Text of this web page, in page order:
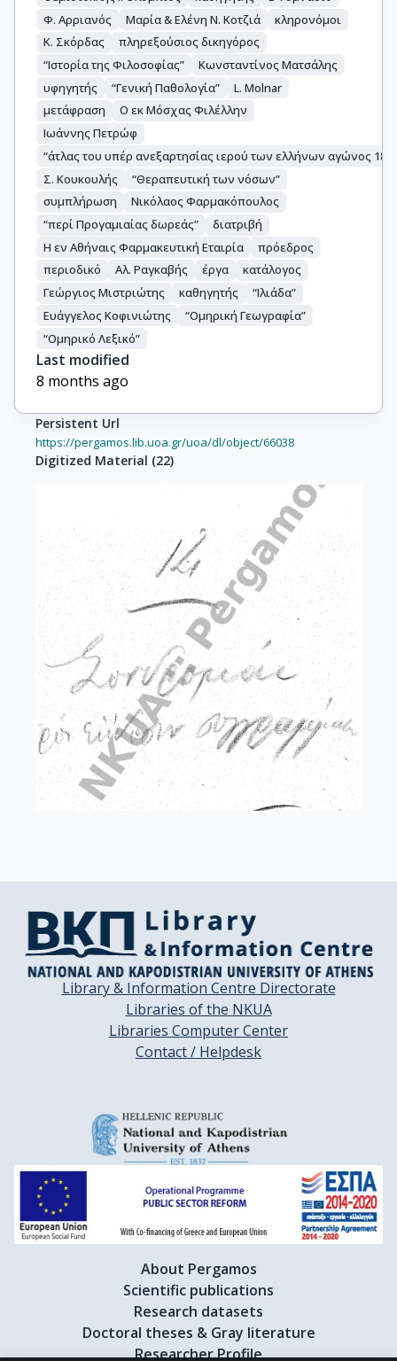
Φ. Αρριανός
Μαρία & Ελένη Ν. Κοτζιά
κληρονόμοι
Κ. Σκόρδας
πληρεξούσιος δικηγόρος
“Ιστορία της Φιλοσοφίας”
Κωνσταντίνος Ματσάλης
υφηγητής
“Γενική Παθολογία”
L. Molnar
μετάφραση
Ο εκ Μόσχας Φιλέλλην
Ιωάννης Πετρώφ
“άτλας του υπέρ ανεξαρτησίας ιερού των ελλήνων αγώνος
Σ. Κουκουλής
“Θεραπευτική των νόσων”
συμπλήρωση
Νικόλαος Φαρμακόπουλος
“περί Προγαμιαίας δωρεάς”
διατριβή
Η εν Αθήναις Φαρμακευτική Εταιρία
πρόεδρος
περιοδικό
Αλ. Ραγκαβής έργα
κατάλογος
Γεώργιος Μιστριώτης
καθηγητής
“Ιλιάδα”
Ευάγγελος Κοφινιώτης
“Ομηρική Γεωγραφία”
“Ομηρικό Λεξικό”
Last modified
8 months ago
Persistent Url
https://pergamos.lib.uoa.gr/uoa/dl/object/66038
Digitized Material (22)
Library & Information Centre Directorate
Libraries of the NKUA
Libraries Computer Center
Contact / Helpdesk
About Pergamos
Scientific publications
Research datasets
Doctoral theses & Gray literature
Researcher Profile